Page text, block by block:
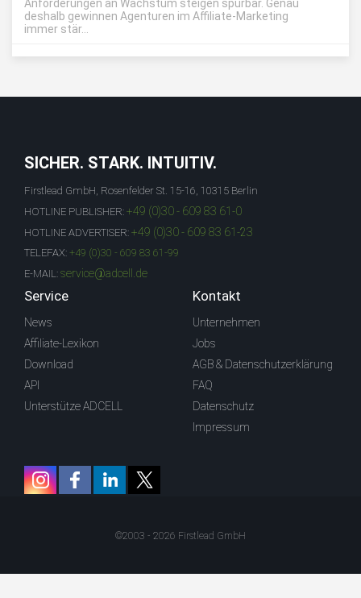
Anforderungen an Wachstum steigen spürbar. Genau
deshalb gewinnen Agenturen im Affiliate-Marketing
immer stär...
SICHER. STARK. INTUITIV.
Firstlead GmbH, Rosenfelder St. 15-16, 10315 Berlin
HOTLINE PUBLISHER: +49 (0)30 - 609 83 61-0
HOTLINE ADVERTISER: +49 (0)30 - 609 83 61-23
TELEFAX: +49 (0)30 - 609 83 61-99
E-MAIL: service@adcell.de
Service
News
Affiliate-Lexikon
Download
API
Unterstütze ADCELL
Kontakt
Unternehmen
Jobs
AGB & Datenschutzerklärung
FAQ
Datenschutz
Impressum
©2003 - 2026 Firstlead GmbH